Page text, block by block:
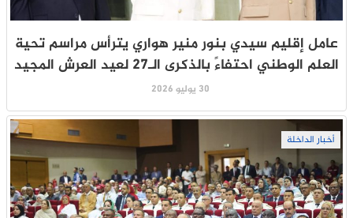
عامل إقليم سيدي بنور منير هواري يترأس مراسم تحية
العلم الوطني احتفاءً بالذكرى الـ27 لعيد العرش المجيد
30 يوليو 2026
أخبار الداخلة